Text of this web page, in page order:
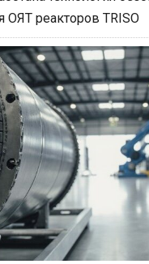
ОЯТ реакторов TRISO